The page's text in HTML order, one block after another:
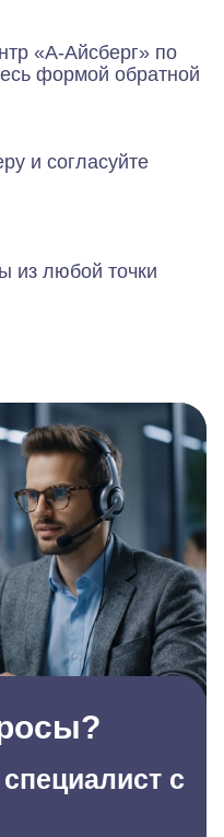
«А-Айсберг» по
формой обратной
и согласуйте
из любой точки
с